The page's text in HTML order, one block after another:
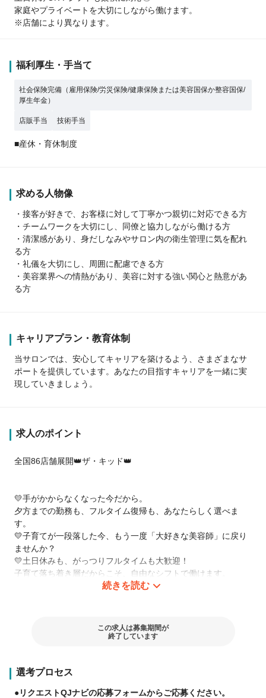
家庭やプライベートを大切にしながら働けます。
※店舗により異なります。
福利厚生・手当て
社会保険完備（雇用保険/労災保険/健康保険または美容国保か整容国保/
厚生年金）
店販手当 技術手当
■産休・育休制度
求める人物像
・接客が好きで、お客様に対して丁寧かつ親切に対応できる方
・チームワークを大切にし、同僚と協力しながら働ける方
・清潔感があり、身だしなみやサロン内の衛生管理に気を配れ
る方
・礼儀を大切にし、周囲に配慮できる方
・美容業界への情熱があり、美容に対する強い関心と熱意があ
る方
キャリアプラン・教育体制
当サロンでは、安心してキャリアを築けるよう、さまざまなサ
ポートを提供しています。あなたの目指すキャリアを一緒に実
現していきましょう。
求人のポイント
全国86店舗展開👑ザ・キッド👑
💛手がかからなくなった今だから。
夕方までの勤務も、フルタイム復帰も、あなたらしく選べま
す。
💛子育てが一段落した今、もう一度「大好きな美容師」に戻り
ませんか？
💛土日休みも、がっつりフルタイムも大歓迎！
子育て落ち着き層だからこそ、自由なシフトで働けます。
最初からカットは不安な方も
カラーメインの美容師として活躍がでも可！
Eラーニング教育システムで学び徐々に自信を取り戻し
続きを読む
この求人は募集期間が
終了しています
選考プロセス
●リクエストQJナビの応募フォームからご応募ください。